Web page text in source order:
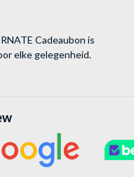
Cadeaubon is
elke gelegenheid.